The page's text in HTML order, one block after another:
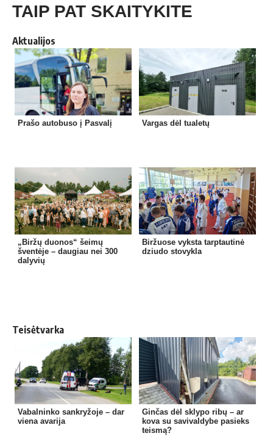
TAIP PAT SKAITYKITE
Aktualijos
Prašo autobuso į Pasvalį Vargas dėl tualetų
„Biržų duonos“ šeimų
šventėje – daugiau nei 300
dalyvių
Biržuose vyksta tarptautinė
dziudo stovykla
Teisėtvarka
Vabalninko sankryžoje – dar
viena avarija
Ginčas dėl sklypo ribų – ar
kova su savivaldybe pasieks
teismą?